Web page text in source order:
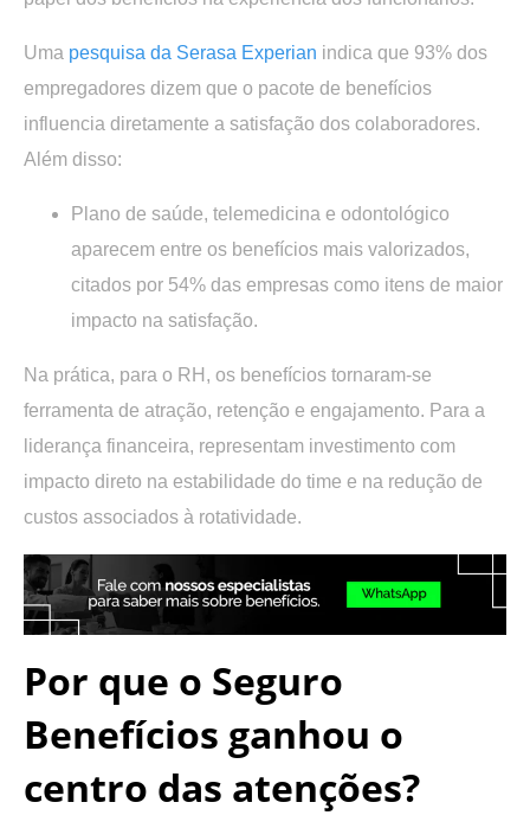
Uma pesquisa da Serasa Experian indica que 93% dos
empregadores dizem que o pacote de benefícios
influencia diretamente a satisfação dos colaboradores.
Além disso:
Plano de saúde, telemedicina e odontológico
aparecem entre os benefícios mais valorizados,
citados por 54% das empresas como itens de maior
impacto na satisfação.
Na prática, para o RH, os benefícios tornaram-se
ferramenta de atração, retenção e engajamento. Para a
liderança financeira, representam investimento com
impacto direto na estabilidade do time e na redução de
custos associados à rotatividade.
Por que o Seguro
Benefícios ganhou o
centro das atenções?